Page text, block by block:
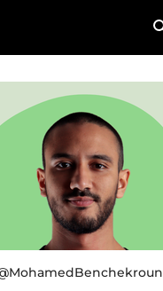
MohamedBenchekroun